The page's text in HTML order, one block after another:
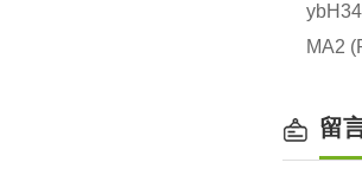
MA2
留